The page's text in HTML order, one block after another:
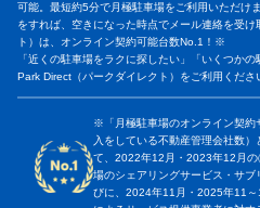
可能。最短約5分で月極駐車場をご利用いただけ
をすれば、空きになった時点でメール連絡を受
ト）は、オンライン契約可能台数No.1！※
「近くの駐車場をラクに探したい」「いくつか
Park Direct（パークダイレクト）をご利用くださ
※「月極駐車場のオンライン契約
入をしている不動産管理会社数
て、2022年12月・2023年12月
場のシェアリングサービス・サ
びに、2024年11月・2025年11